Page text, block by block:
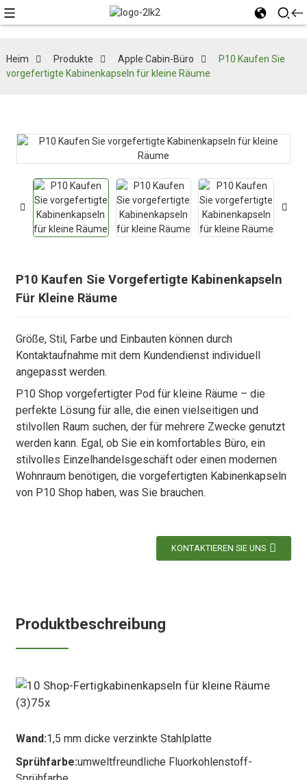
Heim Produkte Apple Cabin-Büro
P10 Kaufen Sie
vorgefertigte Kabinenkapseln für kleine Räume
P10 Kaufen Sie Vorgefertigte Kabinenkapseln
Für Kleine Räume
Größe, Stil, Farbe und Einbauten können durch
Kontaktaufnahme mit dem Kundendienst individuell
angepasst werden.
P10 Shop vorgefertigter Pod für kleine Räume – die
perfekte Lösung für alle, die einen vielseitigen und
stilvollen Raum suchen, der für mehrere Zwecke genutzt
werden kann. Egal, ob Sie ein komfortables Büro, ein
stilvolles Einzelhandelsgeschäft oder einen modernen
Wohnraum benötigen, die vorgefertigten Kabinenkapseln
von P10 Shop haben, was Sie brauchen.
KONTAKTIEREN SIE UNS
Produktbeschreibung
Wand:1,5 mm dicke verzinkte Stahlplatte
Sprühfarbe:umweltfreundliche Fluorkohlenstoff-